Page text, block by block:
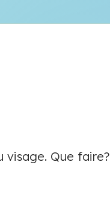
visage. Que faire?